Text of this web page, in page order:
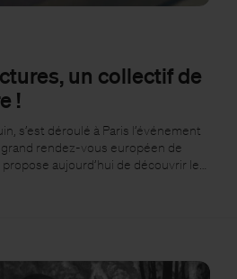
un collectif de
!
s’est déroulé à Paris l’événement
grand rendez-vous européen de
aujourd’hui de découvrir le…